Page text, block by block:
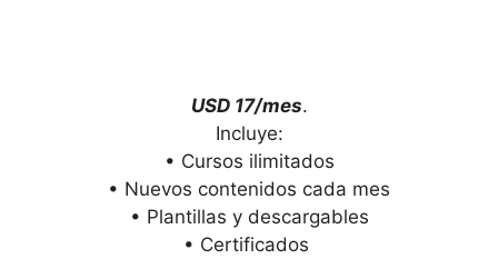
USD 17/mes.
Incluye:
• Cursos ilimitados
• Nuevos contenidos cada mes
• Plantillas y descargables
• Certificados